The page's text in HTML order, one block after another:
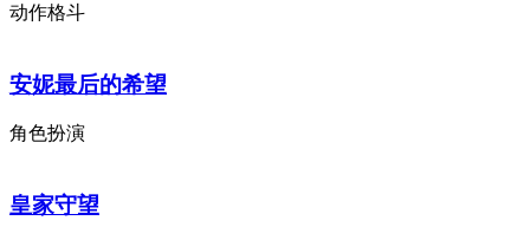
动作格斗
安妮最后的希望
角色扮演
皇家守望